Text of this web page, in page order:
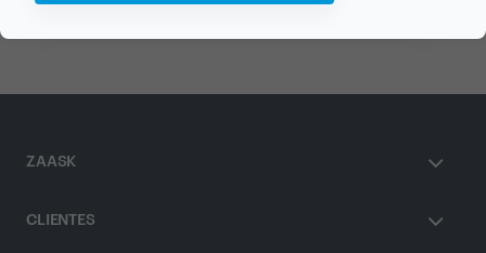
Explicações de Web Design e Multimédia em porto
ZAASK
CLIENTES